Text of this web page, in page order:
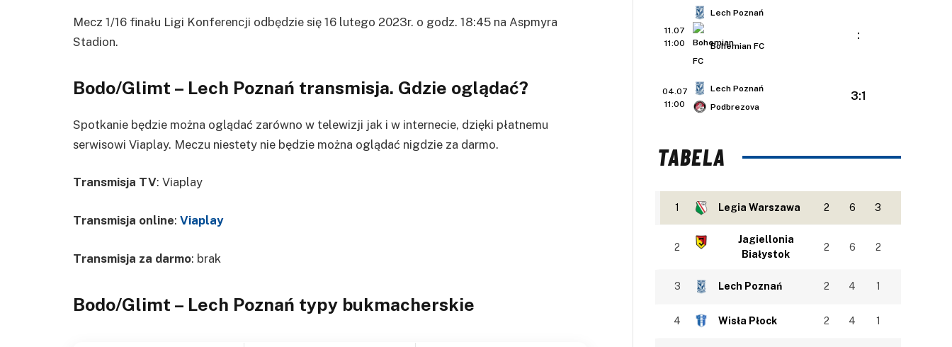
Mecz 1/16 finału Ligi Konferencji odbędzie się 16 lutego 2023r. o godz. 18:45 na Aspmyra
Stadion.
Bodo/Glimt – Lech Poznań transmisja. Gdzie oglądać?
Spotkanie będzie można oglądać zarówno w telewizji jak i w internecie, dzięki płatnemu
serwisowi Viaplay. Meczu niestety nie będzie można oglądać nigdzie za darmo.
Transmisja TV: Viaplay
Transmisja online: Viaplay
Transmisja za darmo: brak
Bodo/Glimt – Lech Poznań typy bukmacherskie
11.07
11:00
Lech Poznań
Bohemian FC
:
04.07
11:00
Lech Poznań
Podbrezova
3:1
TABELA
1 Legia Warszawa 2 6 3
2
Jagiellonia
Białystok
2 6 2
3 Lech Poznań 2 4 1
4 Wisła Płock 2 4 1